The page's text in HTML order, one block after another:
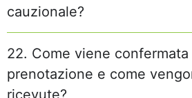
cauzionale?
22. Come viene confermata
prenotazione e come
ricevute?